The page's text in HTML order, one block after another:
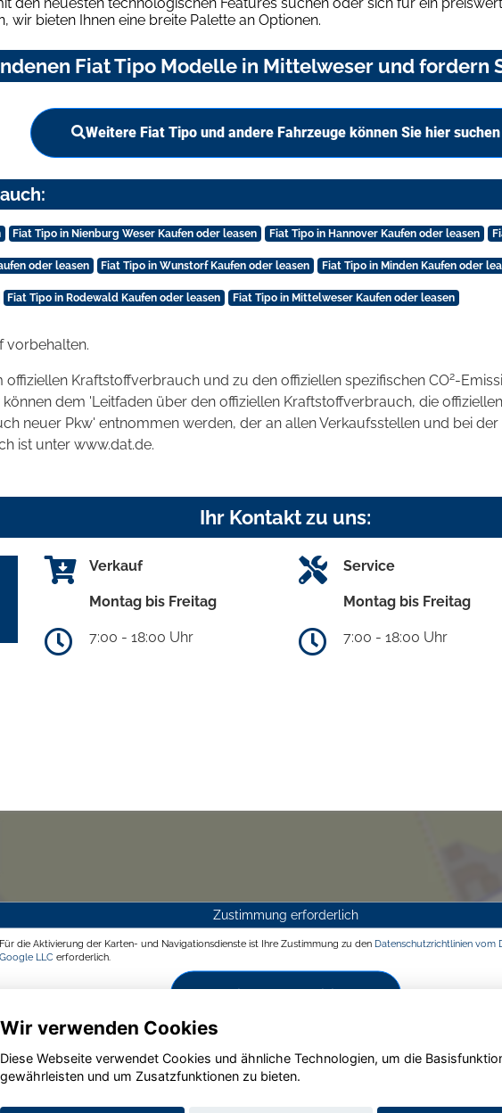
wir bieten Ihnen eine breite Palette an Optionen.
Fiat Tipo Modelle in Mittelweser und fordern
Weitere Fiat Tipo und andere Fahrzeuge können Sie hier suchen
Fiat Tipo in Nienburg Weser Kaufen oder leasen Fiat Tipo in Hannover Kaufen oder leasen
oder leasen Fiat Tipo in Wunstorf Kaufen oder leasen Fiat Tipo in Minden Kaufen oder
Fiat Tipo in Rodewald Kaufen oder leasen Fiat Tipo in Mittelweser Kaufen oder leasen
vorbehalten.
offiziellen Kraftstoffverbrauch und zu den offiziellen spezifischen CO2-
dem 'Leitfaden über den offiziellen Kraftstoffverbrauch, die
neuer Pkw' entnommen werden, der an allen Verkaufsstellen und bei
ist unter www.dat.de.
Ihr Kontakt zu uns:
Verkauf
Montag bis Freitag
7:00 - 18:00 Uhr
Service
Montag bis Freitag
7:00 - 18:00 Uhr
Zustimmung erforderlich
Für die Aktivierung der Karten- und Navigationsdienste ist Ihre Zustimmung zu den Datenschutzrichtlinien vom
Google LLC erforderlich.
Zustimmen und aktivieren
Wir verwenden Cookies
Diese Webseite verwendet Cookies und ähnliche Technologien, um die
gewährleisten und um Zusatzfunktionen zu bieten.